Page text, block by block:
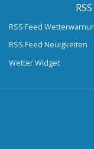
RSS Feed
RSS Feed Neuigkeiten
Wetter Widget